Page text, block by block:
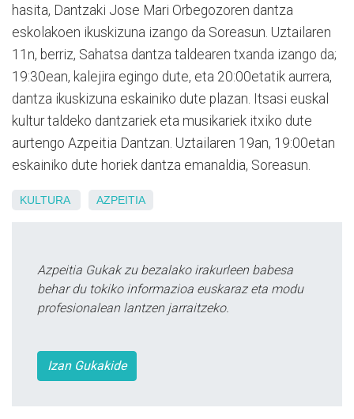
hasita, Dantzaki Jose Mari Orbegozoren dantza
eskolakoen ikuskizuna izango da Soreasun. Uztailaren
11n, berriz, Sahatsa dantza taldearen txanda izango da;
19:30ean, kalejira egingo dute, eta 20:00etatik aurrera,
dantza ikuskizuna eskainiko dute plazan. Itsasi euskal
kultur taldeko dantzariek eta musikariek itxiko dute
aurtengo Azpeitia Dantzan. Uztailaren 19an, 19:00etan
eskainiko dute horiek dantza emanaldia, Soreasun.
KULTURA AZPEITIA
Azpeitia Gukak zu bezalako irakurleen babesa
behar du tokiko informazioa euskaraz eta modu
profesionalean lantzen jarraitzeko.
Izan Gukakide